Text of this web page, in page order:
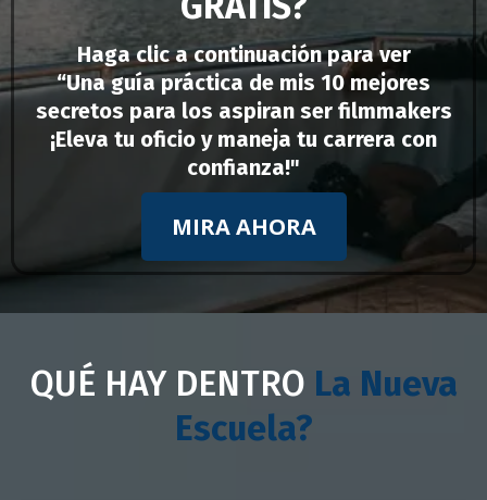
Haga clic a continuación para ver
“Una guía práctica de mis 10 mejores
secretos para los aspiran ser filmmakers
¡Eleva tu oficio y maneja tu carrera con
confianza!"
MIRA AHORA
QUÉ HAY DENTRO La Nueva
Escuela?